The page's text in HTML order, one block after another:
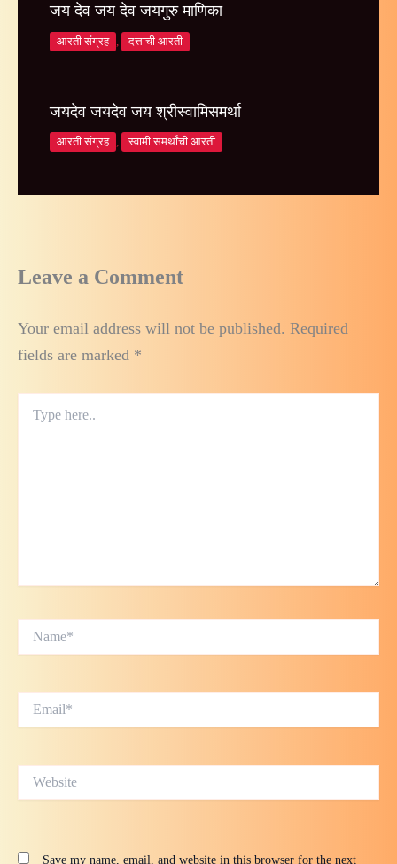
जय देव जय देव जयगुरु माणिका
आरती संग्रह दत्ताची आरती
जयदेव जयदेव जय श्रीस्वामिसमर्था
आरती संग्रह , स्वामी समर्थांची आरती
Leave a Comment
Your email address will not be published. Required
fields are marked *
here..
Save my name, email, and website in this browser for the next